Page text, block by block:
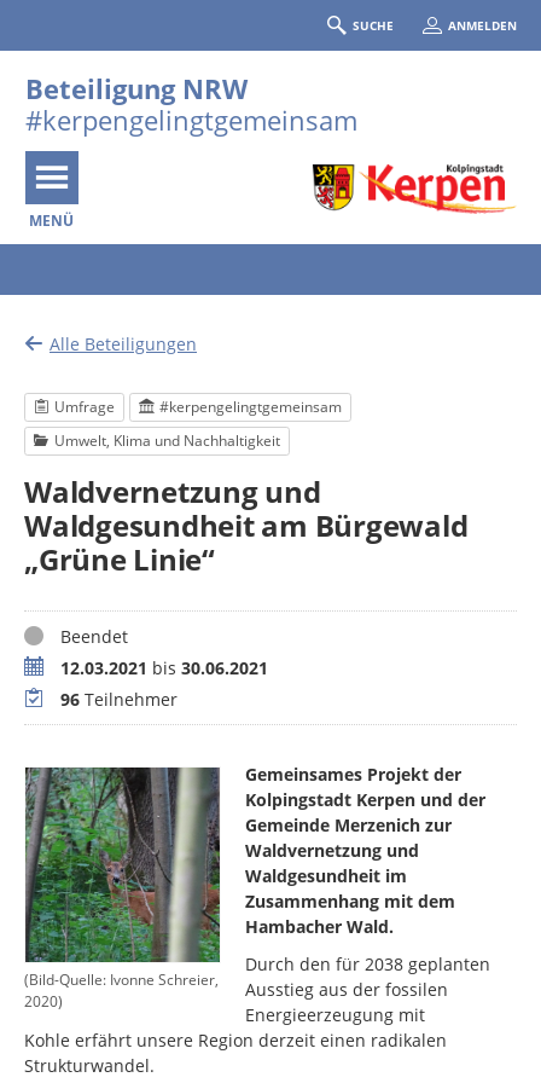
SUCHE ANMELDEN
Beteiligung NRW
#kerpengelingtgemeinsam
MENÜ
Alle Beteiligungen
Umfrage
#kerpengelingtgemeinsam
Umwelt, Klima und Nachhaltigkeit
Waldvernetzung und
Waldgesundheit am Bürgewald
„Grüne Linie“
StatusBeendet
Zeitraum12.03.2021 bis 30.06.2021
Teilnehmer
96 Teilnehmer
(Bild-Quelle: Ivonne Schreier,
2020)
Gemeinsames Projekt der
Kolpingstadt Kerpen und der
Gemeinde Merzenich zur
Waldvernetzung und
Waldgesundheit im
Zusammenhang mit dem
Hambacher Wald.
Durch den für 2038 geplanten
Ausstieg aus der fossilen
Energieerzeugung mit
Kohle erfährt unsere Region derzeit einen radikalen
Strukturwandel.